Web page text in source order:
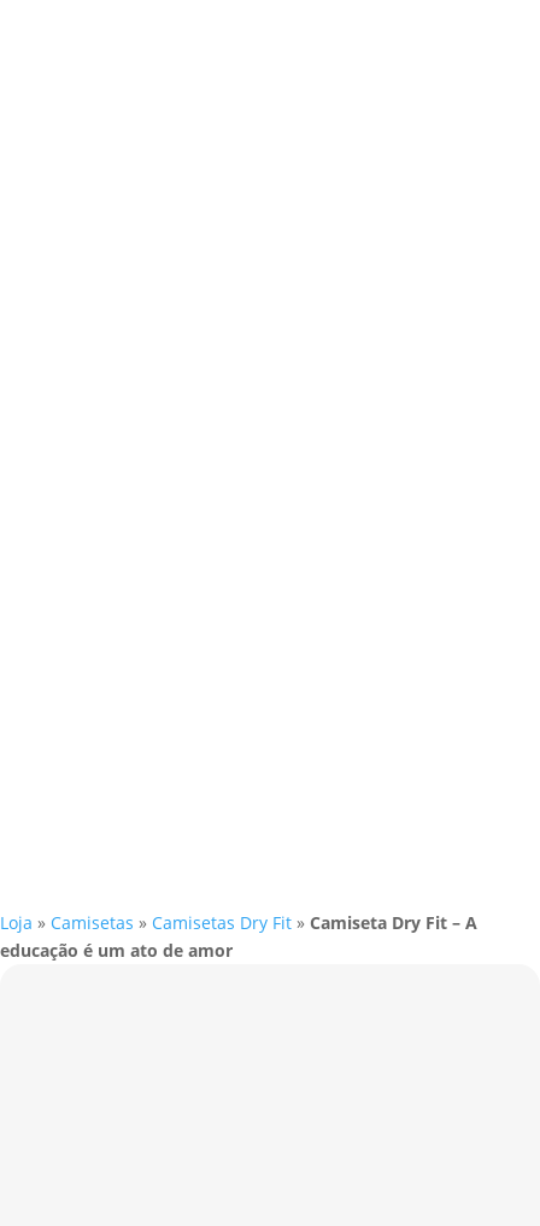
Loja » Camisetas » Camisetas Dry Fit » Camiseta Dry Fit – A
educação é um ato de amor